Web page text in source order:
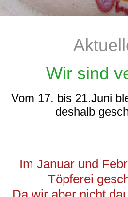
Wir sind
Vom 17. bis 21.Juni
deshalb
Im Januar und
Töpferei
Da wir aber nicht